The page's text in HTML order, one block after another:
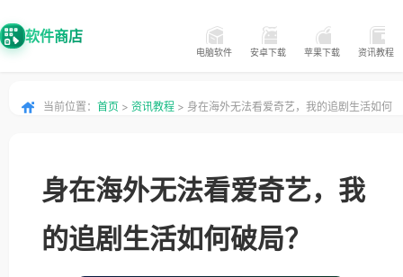
软件商店
电脑软件 安卓下载 苹果下载 资讯教程
当前位置： 首页 > 资讯教程 > 身在海外无法看爱奇艺，我的追剧生活如何
身在海外无法看爱奇艺，我
的追剧生活如何破局？